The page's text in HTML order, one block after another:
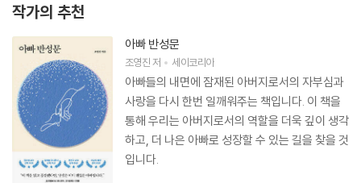
작가의 추천
아빠 반성문
조영진저 세이코리아
아빠들의 내면에 잠재된 아버지로서의 자부심과
사랑을 다시 한번 일깨워주는 책입니다. 이 책을
통해 우리는 아버지로서의 역할을 더욱 깊이 생각
하고, 더 나은 아빠로 성장할 수 있는 길을 찾을 것
입니다.